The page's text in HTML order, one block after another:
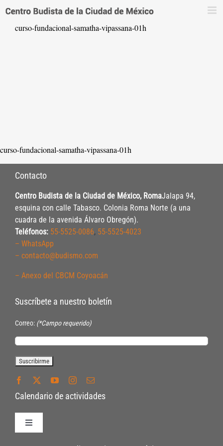
contenidocurso-fundacional-samatha-vipassana-01h
curso-fundacional-samatha-vipassana-01h
Contacto
Centro Budista de la Ciudad de México, RomaJalapa 94,
esquina con calle Tabasco. Colonia Roma Norte (a una
cuadra de la avenida Álvaro Obregón).
Teléfonos: 55-5525-0086, 55-5525-4023
– WhatsApp
– contacto@budismo.com
– Anexo del CBCM Coyoacán
Suscríbete a nuestro boletín
Correo: (*Campo requerido)
Calendario de actividades
Toggle